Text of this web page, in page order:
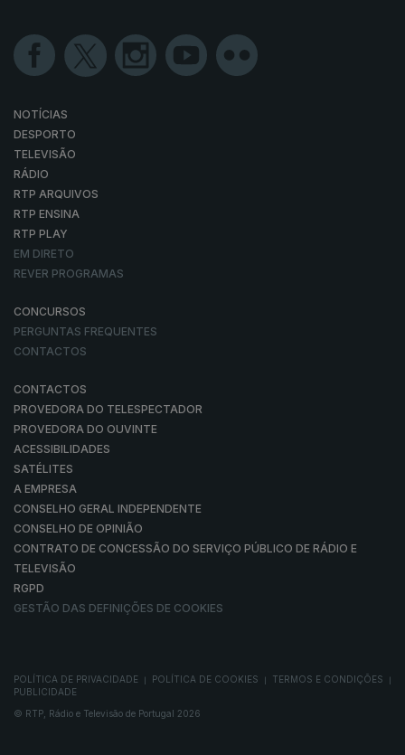
NOTÍCIAS
DESPORTO
TELEVISÃO
RÁDIO
RTP ARQUIVOS
RTP ENSINA
RTP PLAY
EM DIRETO
REVER PROGRAMAS
CONCURSOS
PERGUNTAS FREQUENTES
CONTACTOS
CONTACTOS
PROVEDORA DO TELESPECTADOR
PROVEDORA DO OUVINTE
ACESSIBILIDADES
SATÉLITES
A EMPRESA
CONSELHO GERAL INDEPENDENTE
CONSELHO DE OPINIÃO
CONTRATO DE CONCESSÃO DO SERVIÇO PÚBLICO DE RÁDIO E
TELEVISÃO
RGPD
GESTÃO DAS DEFINIÇÕES DE COOKIES
POLÍTICA DE PRIVACIDADE POLÍTICA DE COOKIES TERMOS E CONDIÇÕES
PUBLICIDADE
© RTP, Rádio e Televisão de Portugal 2026